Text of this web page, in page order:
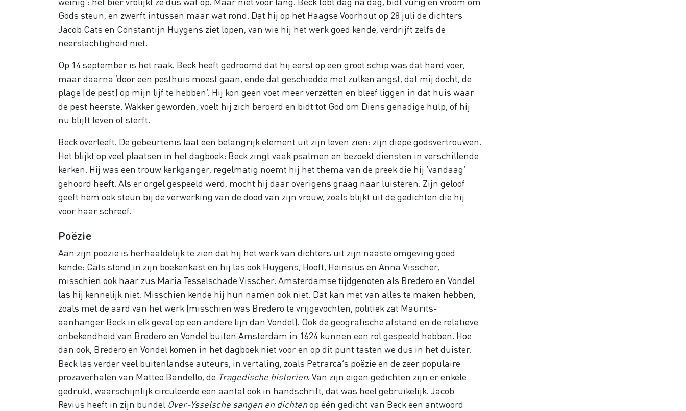
Gods steun, en zwerft intussen maar wat rond. Dat hij op het Haagse Voorhout op 28 juli de dichters
Jacob Cats en Constantijn Huygens ziet lopen, van wie hij het werk goed kende, verdrijft zelfs de
neerslachtigheid niet.
Op 14 september is het raak. Beck heeft gedroomd dat hij eerst op een groot schip was dat hard voer,
maar daarna ‘door een pesthuis moest gaan, ende dat geschiedde met zulken angst, dat mij docht, de
plage [de pest] op mijn lijf te hebben’. Hij kon geen voet meer verzetten en bleef liggen in dat huis waar
de pest heerste. Wakker geworden, voelt hij zich beroerd en bidt tot God om Diens genadige hulp, of hij
nu blijft leven of sterft.
Beck overleeft. De gebeurtenis laat een belangrijk element uit zijn leven zien: zijn diepe godsvertrouwen.
Het blijkt op veel plaatsen in het dagboek: Beck zingt vaak psalmen en bezoekt diensten in verschillende
kerken. Hij was een trouw kerkganger, regelmatig noemt hij het thema van de preek die hij ‘vandaag’
gehoord heeft. Als er orgel gespeeld werd, mocht hij daar overigens graag naar luisteren. Zijn geloof
geeft hem ook steun bij de verwerking van de dood van zijn vrouw, zoals blijkt uit de gedichten die hij
voor haar schreef.
Poëzie
Aan zijn poëzie is herhaaldelijk te zien dat hij het werk van dichters uit zijn naaste omgeving goed
kende: Cats stond in zijn boekenkast en hij las ook Huygens, Hooft, Heinsius en Anna Visscher,
misschien ook haar zus Maria Tesselschade Visscher. Amsterdamse tijdgenoten als Bredero en Vondel
las hij kennelijk niet. Misschien kende hij hun namen ook niet. Dat kan met van alles te maken hebben,
zoals met de aard van het werk (misschien was Bredero te vrijgevochten, politiek zat Maurits-
aanhanger Beck in elk geval op een andere lijn dan Vondel). Ook de geografische afstand en de relatieve
onbekendheid van Bredero en Vondel buiten Amsterdam in 1624 kunnen een rol gespeeld hebben. Hoe
dan ook, Bredero en Vondel komen in het dagboek niet voor en op dit punt tasten we dus in het duister.
Beck las verder veel buitenlandse auteurs, in vertaling, zoals Petrarca’s poëzie en de zeer populaire
prozaverhalen van Matteo Bandello, de Tragedische historien. Van zijn eigen gedichten zijn er enkele
gedrukt, waarschijnlijk circuleerde een aantal ook in handschrift, dat was heel gebruikelijk. Jacob
Revius heeft in zijn bundel Over-Ysselsche sangen en dichtenop één gedicht van Beck een antwoord